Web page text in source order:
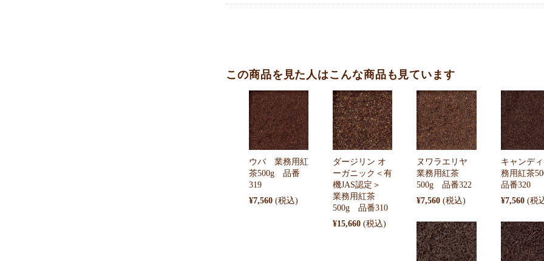
この商品を見た人はこんな商品も見ています
ウバ 業務用紅
茶500g 品番
319
¥7,560
ダージリン オ
ーガニック＜有
機JAS認定＞
業務用紅茶
500g 品番310
¥15,660
ヌワラエリヤ
業務用紅茶
500g 品番322
¥7,560
キャンデ
務用紅茶
品番320
¥7,560